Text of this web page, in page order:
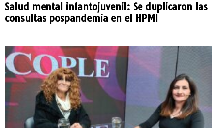
Salud mental infantojuvenil: Se duplicaron las
consultas pospandemia en el HPMI